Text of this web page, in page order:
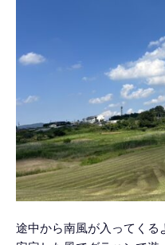
途中から南風が入ってくる